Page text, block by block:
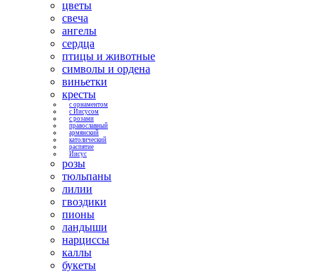
цветы
свеча
ангелы
сердца
птицы и животные
символы и ордена
виньетки
кресты
с орнаментом
с Иисусом
с розами
православный
армянский
католический
распятие
Иисус
розы
тюльпаны
лилии
гвоздики
пионы
ландыши
нарциссы
каллы
букеты